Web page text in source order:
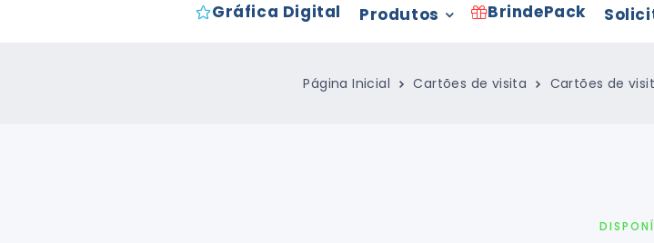
Gráfica Digital Produtos BrindePack
Página Inicial Cartões de visita Cartões de